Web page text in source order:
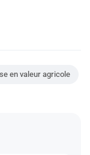
en valeur agricole